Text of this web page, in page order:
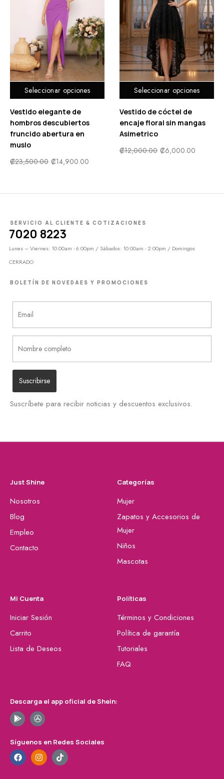
Seleccionar opciones
Vestido elegante de
hombros descubiertos
fruncido abertura en
muslo
₡23,500.00 ₡14,900.00
Seleccionar opciones
Vestido de cóctel de
encaje floral sin mangas
Asimetrico
₡12,000.00 ₡6,000.00
SERVICIO AL CLIENTE & COTIZACIONES
7020 8223
Lunes – Viernes: 10:00am - 6:00pm / Sábados: 10:00am - 2:00pm / Domingos
CERRADO
BOLETÍN DE NOVEDAES Y PROMOCIONES
Suscríbete para recibir noticias y descuentos exclusivos.
Just Shine
Nosotros
Blog
Empleo
Contacto
Categorías
Mujer
Zapatos y Accesorios de
Mujer
Niños
Mascotas
Mi Cuenta
Iniciar Sesión
Carrito
Lista de Deseos
Políticas
Términos y Condiciones
Política de garantía
Tutoriales
FAQ
Descarga el app oficial de Shein:
Síguenos en Redes Sociales